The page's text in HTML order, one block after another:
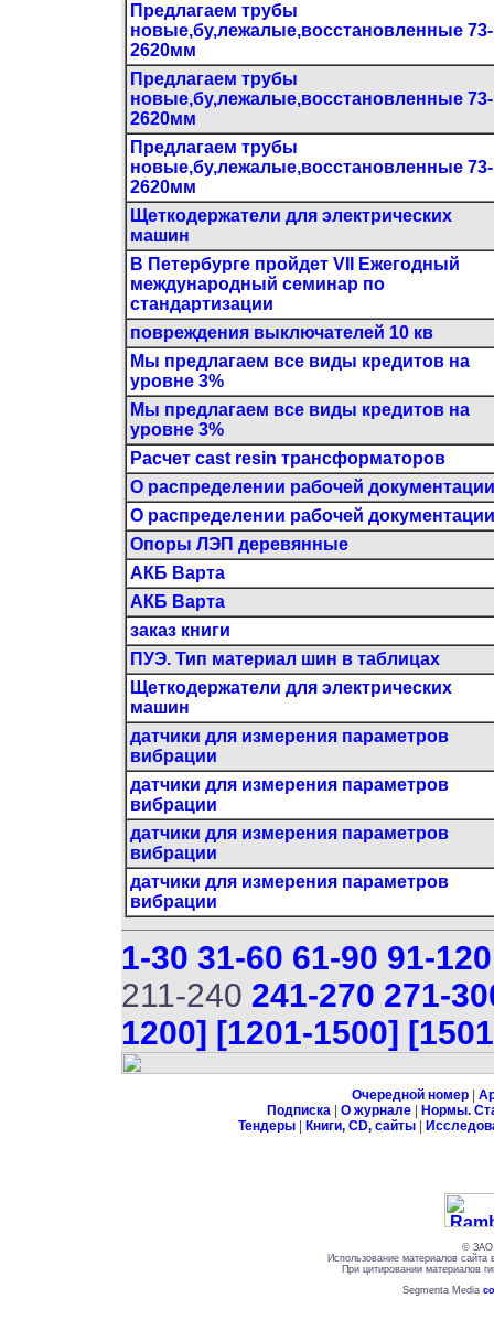
Предлагаем трубы
новые,бу,лежалые,восстановленные 73-
2620мм
Предлагаем трубы
новые,бу,лежалые,восстановленные 73-
2620мм
Предлагаем трубы
новые,бу,лежалые,восстановленные 73-
2620мм
Щеткодержатели для электрических
машин
В Петербурге пройдет VII Ежегодный
международный семинар по
стандартизации
повреждения выключателей 10 кв
Мы предлагаем все виды кредитов на
уровне 3%
Мы предлагаем все виды кредитов на
уровне 3%
Расчет cast resin трансформаторов
О распределении рабочей документации
О распределении рабочей документации
Опоры ЛЭП деревянные
АКБ Варта
АКБ Варта
заказ книги
ПУЭ. Тип материал шин в таблицах
Щеткодержатели для электрических
машин
датчики для измерения параметров
вибрации
датчики для измерения параметров
вибрации
датчики для измерения параметров
вибрации
датчики для измерения параметров
вибрации
1-30 31-60 61-90 91-120
211-240 241-270 271-
1200] [1201-1500]
Очередной номер
Подписка| О журнале|
Нормы.
Тендеры
Книги, CD, сайты
© ЗАО
Использование материалов
При цитировании материалов
Segmenta Media